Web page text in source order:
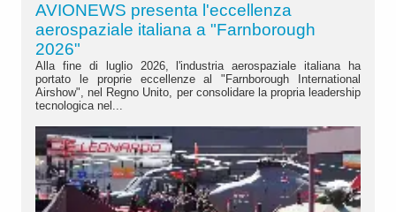
AVIONEWS presenta l'eccellenza
aerospaziale italiana a "Farnborough
2026"
Alla fine di luglio 2026, l'industria aerospaziale italiana ha
portato le proprie eccellenze al "Farnborough International
Airshow", nel Regno Unito, per consolidare la propria leadership
tecnologica nel...